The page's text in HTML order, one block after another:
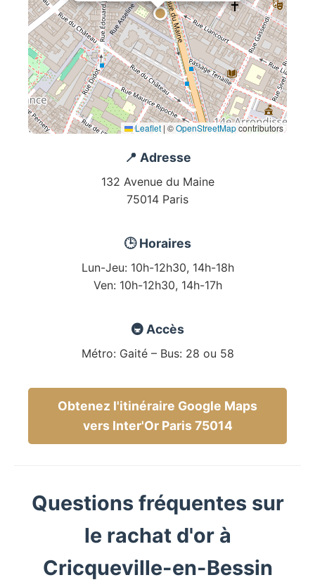
Leaflet | ©OpenStreetMapcontributors
📍 Adresse
132 Avenue du Maine
75014 Paris
🕒 Horaires
Lun-Jeu: 10h-12h30, 14h-18h
Ven: 10h-12h30, 14h-17h
🚇 Accès
Métro: Gaité – Bus: 28 ou 58
Obtenez l'itinéraire Google Maps
vers Inter'Or Paris 75014
Questions fréquentes sur
le rachat d'or à
Cricqueville-en-Bessin